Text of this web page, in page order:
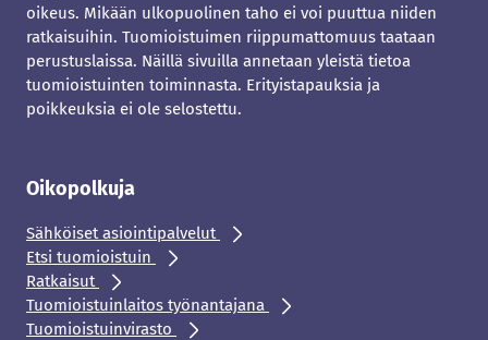
oikeus. Mikään ulkopuolinen taho ei voi puuttua niiden
ratkaisuihin. Tuomioistuimen riippumattomuus taataan
perustuslaissa. Näillä sivuilla annetaan yleistä tietoa
tuomioistuinten toiminnasta. Erityistapauksia ja
poikkeuksia ei ole selostettu.
Oikopolkuja
Sähköiset asiointipalvelut
Etsi tuomioistuin
Ratkaisut
Tuomioistuinlaitos työnantajana
Tuomioistuinvirasto